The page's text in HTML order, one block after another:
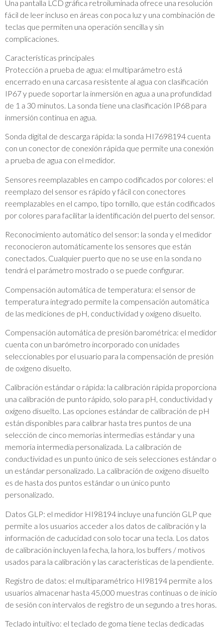
Una pantalla LCD gráfica retroiluminada ofrece una resolución
fácil de leer incluso en áreas con poca luz y una combinación de
teclas que permiten una operación sencilla y sin
complicaciones.
Características principales
Protección a prueba de agua: el multiparámetro está
encerrado en una carcasa resistente al agua con clasificación
IP67 y puede soportar la inmersión en agua a una profundidad
de 1 a 30 minutos. La sonda tiene una clasificación IP68 para
inmersión continua en agua.
Sonda digital de descarga rápida: la sonda HI7698194 cuenta
con un conector de conexión rápida que permite una conexión
a prueba de agua con el medidor.
Sensores reemplazables en campo codificados por colores: el
reemplazo del sensor es rápido y fácil con conectores
reemplazables en el campo, tipo tornillo, que están codificados
por colores para facilitar la identificación del puerto del sensor.
Reconocimiento automático del sensor: la sonda y el medidor
reconocieron automáticamente los sensores que están
conectados. Cualquier puerto que no se use en la sonda no
tendrá el parámetro mostrado o se puede configurar.
Compensación automática de temperatura: el sensor de
temperatura integrado permite la compensación automática
de las mediciones de pH, conductividad y oxígeno disuelto.
Compensación automática de presión barométrica: el medidor
cuenta con un barómetro incorporado con unidades
seleccionables por el usuario para la compensación de presión
de oxígeno disuelto.
Calibración estándar o rápida: la calibración rápida proporciona
una calibración de punto rápido, solo para pH, conductividad y
oxígeno disuelto. Las opciones estándar de calibración de pH
están disponibles para calibrar hasta tres puntos de una
selección de cinco memorias intermedias estándar y una
memoria intermedia personalizada. La calibración de
conductividad es un punto único de seis selecciones estándar o
un estándar personalizado. La calibración de oxígeno disuelto
es de hasta dos puntos estándar o un único punto
personalizado.
Datos GLP: el medidor HI98194 incluye una función GLP que
permite a los usuarios acceder a los datos de calibración y la
información de caducidad con solo tocar una tecla. Los datos
de calibración incluyen la fecha, la hora, los buffers / motivos
usados para la calibración y las características de la pendiente.
Registro de datos: el multiparamétrico HI98194 permite a los
usuarios almacenar hasta 45,000 muestras continuas o de inicio
de sesión con intervalos de registro de un segundo a tres horas.
Teclado intuitivo: el teclado de goma tiene teclas dedicadas